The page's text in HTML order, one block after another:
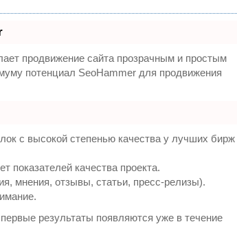
продвижение сайта прозрачным и простым
потенциал SeoHammer для продвижения
с высокой степенью качества у лучших бирж
показателей качества проекта.
мнения, отзывы, статьи, пресс-релизы).
результаты появляются уже в течение